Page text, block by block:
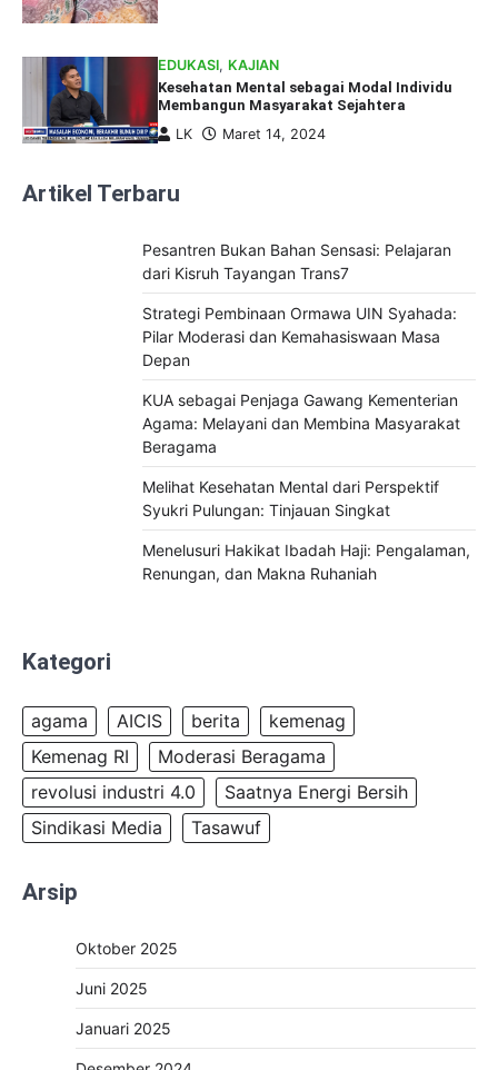
EDUKASI, KAJIAN
Kesehatan Mental sebagai Modal Individu
Membangun Masyarakat Sejahtera
LK
Maret 14, 2024
Artikel Terbaru
Pesantren Bukan Bahan Sensasi: Pelajaran
dari Kisruh Tayangan Trans7
Strategi Pembinaan Ormawa UIN Syahada:
Pilar Moderasi dan Kemahasiswaan Masa
Depan
KUA sebagai Penjaga Gawang Kementerian
Agama: Melayani dan Membina Masyarakat
Beragama
Melihat Kesehatan Mental dari Perspektif
Syukri Pulungan: Tinjauan Singkat
Menelusuri Hakikat Ibadah Haji: Pengalaman,
Renungan, dan Makna Ruhaniah
Kategori
agama AICIS berita
kemenag
Kemenag RI
Moderasi Beragama
revolusi industri 4.0
Saatnya Energi Bersih
Sindikasi Media
Tasawuf
Arsip
Oktober 2025
Juni 2025
Januari 2025